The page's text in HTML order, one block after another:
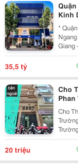
Kinh
*
Giang - Diện Tích: 42M2. - Kết Cấu: 5 Tầng - Thang Máy
- Từ
Tầng
35,5 tỷ
Cho
Phan
Vào
Cho
Trường, Cầu Giấy
Thoải
Hợp
20 triệu